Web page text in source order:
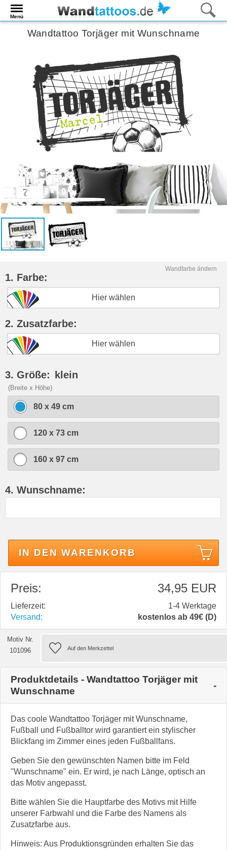
Menü
Wandtattoo Torjäger mit Wunschname
Wandfarbe ändern
1. Farbe:
Hier wählen
2. Zusatzfarbe:
Hier wählen
3. Größe: klein
(Breite x Höhe)
80 x 49 cm
120 x 73 cm
160 x 97 cm
4. Wunschname:
IN DEN WARENKORB
Preis: 34,95 EUR
Lieferzeit:
1-4 Werktage
Versand:
kostenlos ab 49€ (D)
Motiv Nr.
101096
Produktdetails - Wandtattoo Torjäger mit
Wunschname
Das coole Wandtattoo Torjäger mit Wunschname,
Fußball und Fußballtor wird garantiert ein stylischer
Blickfang im Zimmer eines jeden Fußballfans.
Geben Sie den gewünschten Namen bitte im Feld
"Wunschname" ein. Er wird, je nach Länge, optisch an
das Motiv angepasst.
Bitte wählen Sie die Hauptfarbe des Motivs mit Hilfe
unserer Farbwahl und die Farbe des Namens als
Zusatzfarbe aus.
Hinweis: Aus Produktionsgründen erhalten Sie das